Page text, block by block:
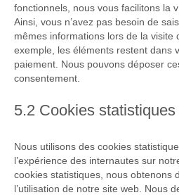
fonctionnels, nous vous facilitons la
Ainsi, vous n’avez pas besoin de
mêmes informations lors de la visite
exemple, les éléments restent dans
paiement. Nous pouvons déposer
consentement.
5.2 Cookies statistiques
Nous utilisons des cookies
l’expérience des internautes sur
cookies statistiques, nous obtenons
l’utilisation de notre site web. Nous